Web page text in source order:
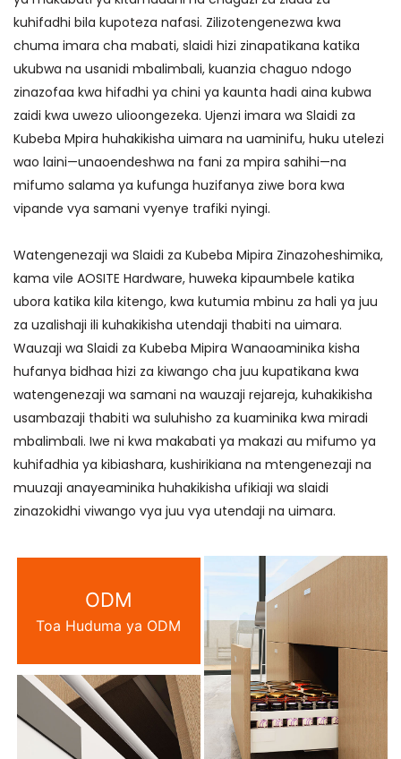
kuhifadhi bila kupoteza nafasi. Zilizotengenezwa kwa
chuma imara cha mabati, slaidi hizi zinapatikana katika
ukubwa na usanidi mbalimbali, kuanzia chaguo ndogo
zinazofaa kwa hifadhi ya chini ya kaunta hadi aina kubwa
zaidi kwa uwezo ulioongezeka. Ujenzi imara wa Slaidi za
Kubeba Mpira huhakikisha uimara na uaminifu, huku utelezi
wao laini—unaoendeshwa na fani za mpira sahihi—na
mifumo salama ya kufunga huzifanya ziwe bora kwa
vipande vya samani vyenye trafiki nyingi.
Watengenezaji wa Slaidi za Kubeba Mipira Zinazoheshimika,
kama vile AOSITE Hardware, huweka kipaumbele katika
ubora katika kila kitengo, kwa kutumia mbinu za hali ya juu
za uzalishaji ili kuhakikisha utendaji thabiti na uimara.
Wauzaji wa Slaidi za Kubeba Mipira Wanaoaminika kisha
hufanya bidhaa hizi za kiwango cha juu kupatikana kwa
watengenezaji wa samani na wauzaji rejareja, kuhakikisha
usambazaji thabiti wa suluhisho za kuaminika kwa miradi
mbalimbali. Iwe ni kwa makabati ya makazi au mifumo ya
kuhifadhia ya kibiashara, kushirikiana na mtengenezaji na
muuzaji anayeaminika huhakikisha ufikiaji wa slaidi
zinazokidhi viwango vya juu vya utendaji na uimara.
ODM
Toa Huduma ya ODM